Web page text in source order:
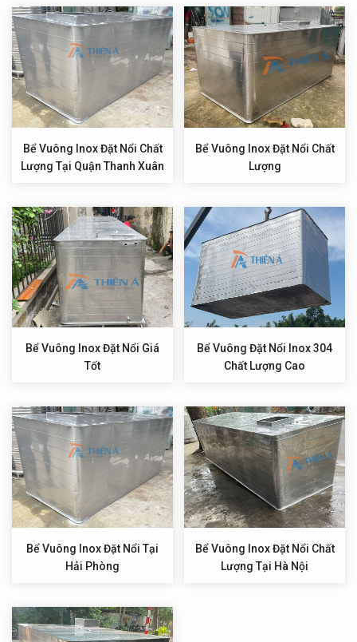
Bể Vuông Inox Đặt Nổi Chất
Lượng Tại Quận Thanh Xuân
Bể Vuông Inox Đặt Nổi Chất
Lượng
Bể Vuông Inox Đặt Nổi Giá
Tốt
Bể Vuông Đặt Nổi Inox 304
Chất Lượng Cao
Bể Vuông Inox Đặt Nổi Tại
Hải Phòng
Bể Vuông Inox Đặt Nổi Chất
Lượng Tại Hà Nội